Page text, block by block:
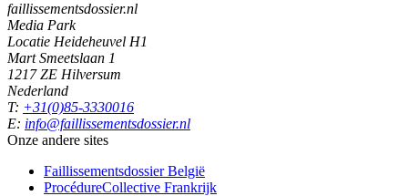
faillissementsdossier.nl
Media Park
Locatie Heideheuvel H1
Mart Smeetslaan 1
1217 ZE Hilversum
Nederland
T: +31(0)85-3330016
E: info@faillissementsdossier.nl
Onze andere sites
Faillissementsdossier België
ProcédureCollective Frankrijk